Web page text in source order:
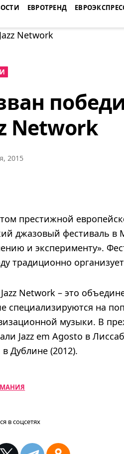
ЕВРОТРЕНД
Network
2015
престижной
джазовый фестиваль в
и эксперименту».
традиционно
Network – это
специализируются на
музыки. В
Jazz em Agosto в
в Дублине (2012).
в соцсетях